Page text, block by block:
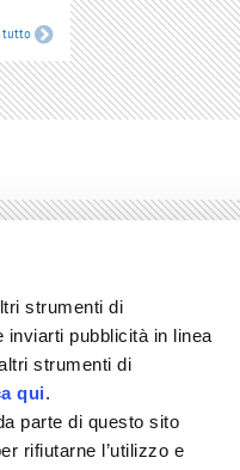
strumenti di
pubblicità in linea
strumenti di
qui.
parte di questo sito
rifiutarne l’utilizzo e
tutto